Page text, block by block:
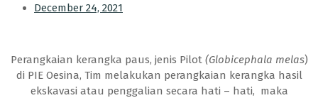
December 24, 2021
Perangkaian kerangka paus, jenis Pilot (Globicephala melas)
di PIE Oesina, Tim melakukan perangkaian kerangka hasil
ekskavasi atau penggalian secara hati – hati, maka